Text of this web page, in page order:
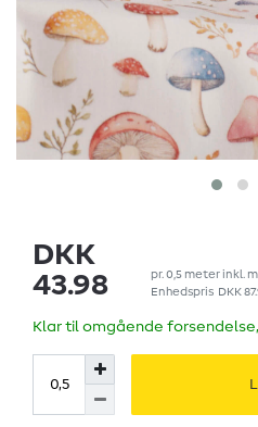
DKK
43.98
pr.0,5 meter inkl.
Enhedspris DKK
Klar til omgående